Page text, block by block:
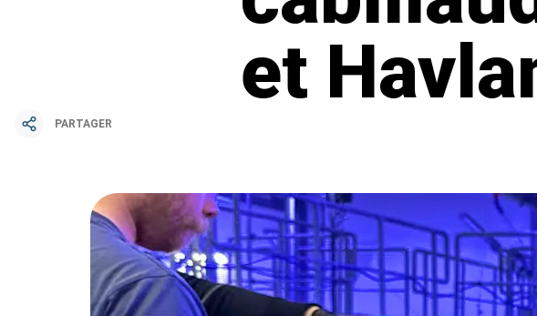
PARTAGER
et